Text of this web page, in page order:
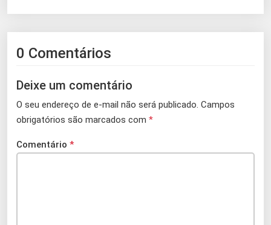
0 Comentários
Deixe um comentário
O seu endereço de e-mail não será publicado. Campos
obrigatórios são marcados com *
Comentário *